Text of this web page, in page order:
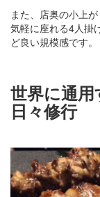
また、店奥の小上
気軽に座れる4人掛
ど良い規模感です。
世界に通
日々修行